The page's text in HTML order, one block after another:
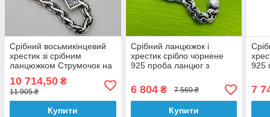
Срібний восьмикінцевий
хрестик зі срібним
ланцюжком Струмочок на
ланцюг хрест
10 714,50 ₴
11 905 ₴
Купити
Срібний ланцюжок і
хрестик срібло чорнене
925 проба ланцюг з
6 804₴ 7 560 ₴
Купити
925
7